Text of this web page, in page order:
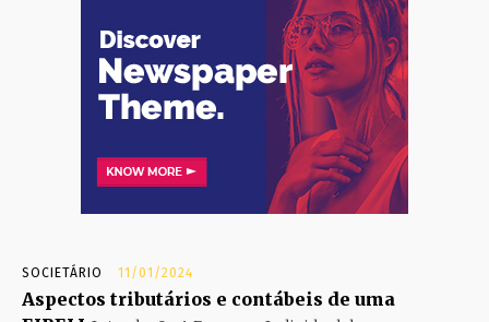
SOCIETÁRIO 11/01/2024
Aspectos tributários e contábeis de uma